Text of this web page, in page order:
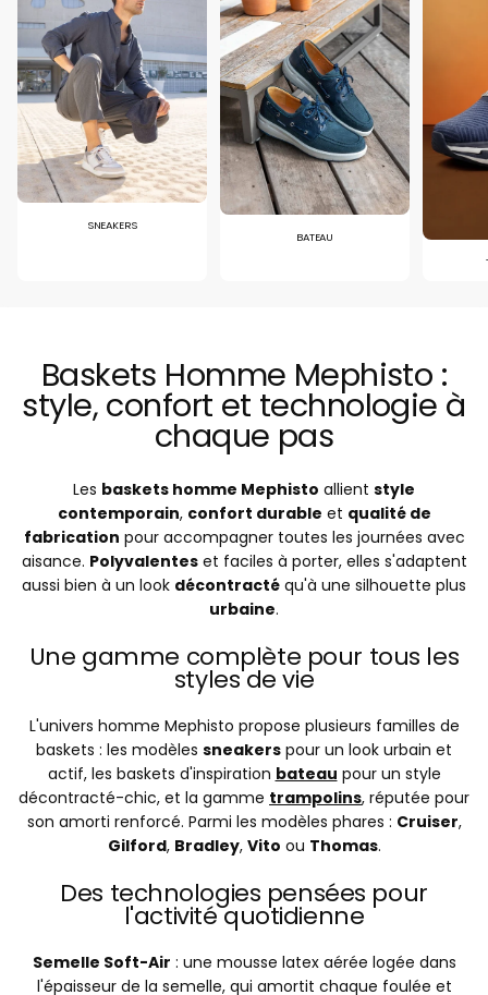
SNEAKERS
BATEAU
Baskets Homme Mephisto :
style, confort et technologie à
chaque pas
Les baskets homme Mephisto allient style
contemporain, confort durable et qualité de
fabrication pour accompagner toutes les journées avec
aisance. Polyvalenteset faciles à porter, elles s'adaptent
aussi bien à un look décontracté qu'à une silhouette plus
urbaine.
Une gamme complète pour tous les
styles de vie
L'univers homme Mephisto propose plusieurs familles de
baskets : les modèles sneakers pour un look urbain et
actif, les baskets d'inspiration bateau pour un style
décontracté-chic, et la gamme trampolins, réputée pour
son amorti renforcé. Parmi les modèles phares : Cruiser,
Gilford, Bradley, Vito ou Thomas.
Des technologies pensées pour
l'activité quotidienne
Semelle Soft-Air : une mousse latex aérée logée dans
l'épaisseur de la semelle, qui amortit chaque foulée et